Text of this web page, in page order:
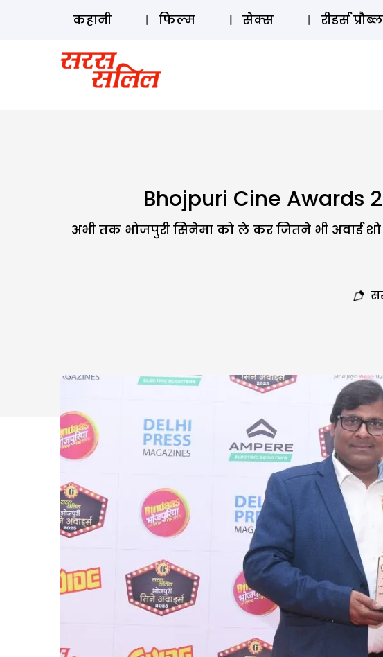
कहानी फिल्म सेक्स रीडर्स
Bhojpuri Cine Awards
अभी तक भोजपुरी सिनेमा को ले कर जितने भी अवार्ड